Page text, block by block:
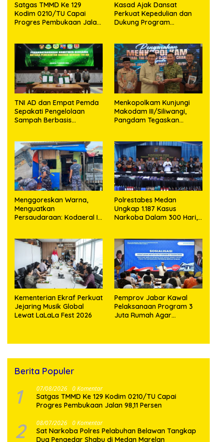
Satgas TMMD Ke 129
Kodim 0210/TU Capai
Progres Pembukaan Jalan
Kasad Ajak Dansat
Perkuat Kepedulian dan
Dukung Program
TNI AD dan Empat Pemda
Sepakati Pengelolaan
Sampah Berbasis
Menkopolkam Kunjungi
Makodam III/Siliwangi,
Pangdam Tegaskan
Nasional
‎Menggoreskan Warna,
Menguatkan
Persaudaraan: Kodaeral I
Pesisir
Polrestabes Medan
Ungkap 1.187 Kasus
Narkoba Dalam 300 Hari,
Kementerian Ekraf Perkuat
Jejaring Musik Global
Lewat LaLaLa Fest 2026
Pemprov Jabar Kawal
Pelaksanaan Program 3
Juta Rumah Agar
Berita Populer
1 07/08/2026 0 Komentar
Satgas TMMD Ke 129 Kodim 0210/TU Capai
Progres Pembukaan Jalan 98,11 Persen
2 08/07/2026 0 Komentar
Sat Narkoba Polres Pelabuhan Belawan Tangkap
Dua Pengedar Shabu di Medan Marelan